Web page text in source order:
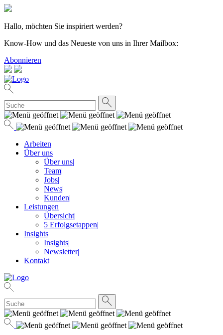
Hallo, möchten Sie inspiriert werden?
Know-How und das Neueste von uns in Ihrer Mailbox:
Abonnieren
Arbeiten
Über uns
Über uns|
Team|
Jobs|
News|
Kunden|
Leistungen
Übersicht|
5 Erfolgsetappen|
Insights
Insights|
Newsletter|
Kontakt